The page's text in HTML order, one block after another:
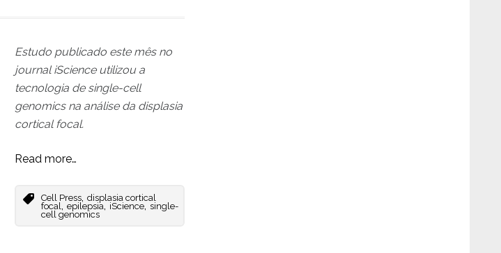
Estudo publicado este mês no
journal iScience utilizou a
tecnologia de single-cell
genomics na análise da displasia
cortical focal.
Read more…
Cell Press, displasia cortical
focal, epilepsia, iScience, single-
cell genomics